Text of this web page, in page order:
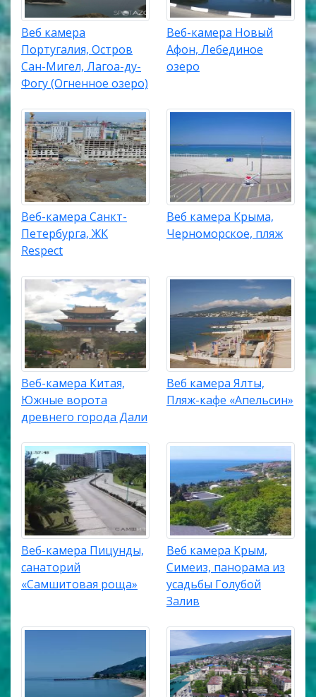
Веб камера
Португалия, Остров
Сан-Мигел, Лагоа-ду-
Фогу (Огненное озеро)
Веб-камера Новый
Афон, Лебединое
озеро
Веб-камера Санкт-
Петербурга, ЖК
Respect
Веб камера Крыма,
Черноморское, пляж
Веб-камера Китая,
Южные ворота
древнего города Дали
Веб камера Ялты,
Пляж-кафе «Апельсин»
Веб-камера Пицунды,
санаторий
«Самшитовая роща»
Веб камера Крым,
Симеиз, панорама из
усадьбы Голубой
Залив